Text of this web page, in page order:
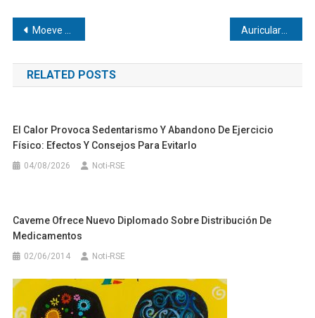
Navegación
de
entradas
Moeve acelera su transformación ambiental con más de 33 millones de inversión Auriculares para viajar y disfrutar de música, series o podcasts sin ruido
RELATED POSTS
El Calor Provoca Sedentarismo Y Abandono De Ejercicio
Físico: Efectos Y Consejos Para Evitarlo
04/08/2026 Noti-RSE
Caveme Ofrece Nuevo Diplomado Sobre Distribución De
Medicamentos
02/06/2014 Noti-RSE